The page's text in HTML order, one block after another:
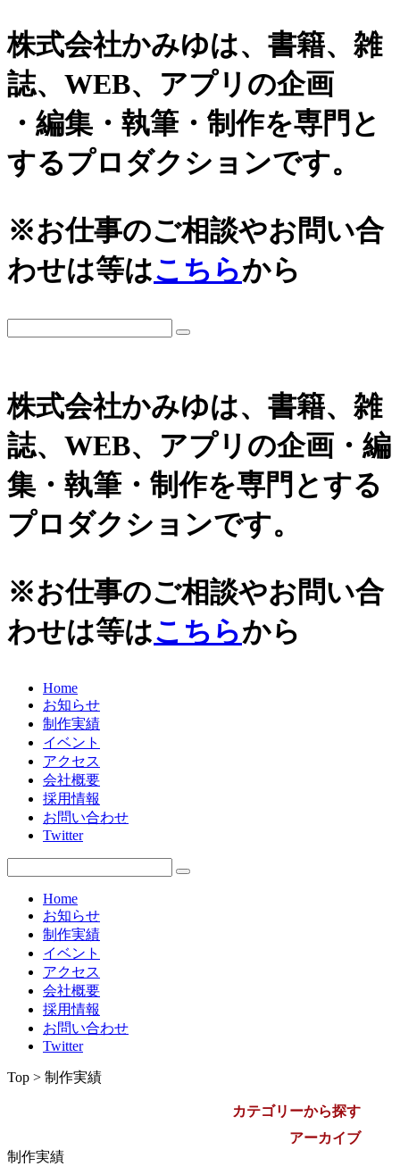
株式会社かみゆは、書籍、雑
誌、WEB、アプリの企画
・編集・執筆・制作を専門と
するプロダクションです。
※お仕事のご相談やお問い合
わせは等はこちらから
株式会社かみゆは、書籍、雑
誌、WEB、アプリの企画・編
集・執筆・制作を専門とする
プロダクションです。
※お仕事のご相談やお問い合
わせは等はこちらから
Home
お知らせ
制作実績
イベント
アクセス
会社概要
採用情報
お問い合わせ
Twitter
Home
お知らせ
制作実績
イベント
アクセス
会社概要
採用情報
お問い合わせ
Twitter
Top > 制作実績
カテゴリーから探す
城
日本史通史
大河ドラマ、テレビ・映画関連
史跡ガイド
その他歴史関連
美術史、絵画、アート
宗教、神話、神社仏閣
日本文化、民俗
天皇制
広報誌、新聞媒体
ウェブ媒体
その他いろいろ
エンタメ・トレンド
アーカイブ
2026年
2022年
2021年
2020年
2019年
2018年
2016年
2015年
2009年
制作実績